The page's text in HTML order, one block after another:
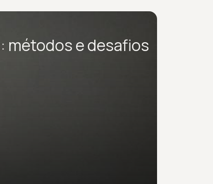
métodos e desafios